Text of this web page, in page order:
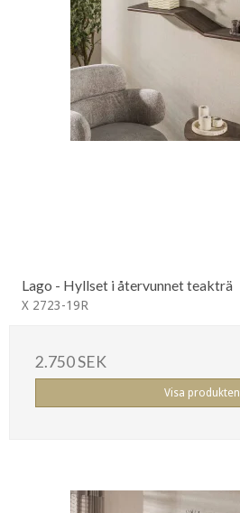
Lago - Hyllset i återvunnet teakträ
X 2723-19R
2.750 SEK
Visa produkten